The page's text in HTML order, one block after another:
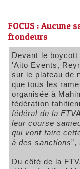
FOCUS : Aucune
frondeurs
Devant le boycott du Super 'Aito, le président du Te
'Aito Events,
sur le plateau de
que tous les
organisée à
fédération
fédéral de la
leur course
qui vont faire
à des sanctions”,
Du côté de la